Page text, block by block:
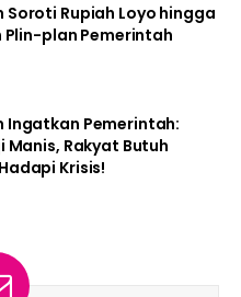
Soroti Rupiah Loyo hingga
Plin-plan Pemerintah
Ingatkan Pemerintah:
Manis, Rakyat Butuh
Krisis!